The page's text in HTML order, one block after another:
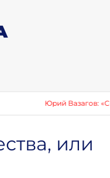
Юрий Вазагов: «Сборник о
или